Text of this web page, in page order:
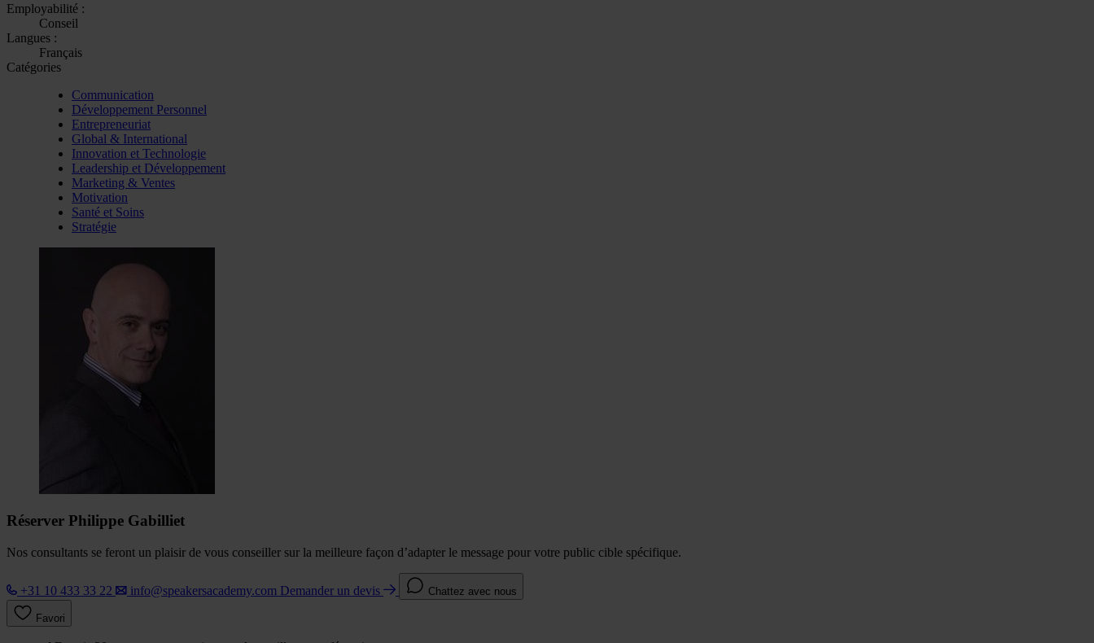
Employabilité :
Conseil
Langues :
Français
Catégories
Communication
Développement Personnel
Entrepreneuriat
Global & International
Innovation et Technologie
Leadership et Développement
Marketing & Ventes
Motivation
Santé et Soins
Stratégie
Réserver Philippe Gabilliet
Nos consultants se feront un plaisir de vous conseiller sur la meilleure façon d’adapter le message pour votre public cible spécifique.
+31 10 433 33 22 info@speakersacademy.com Demander un devis Chattez avec nous
Favori